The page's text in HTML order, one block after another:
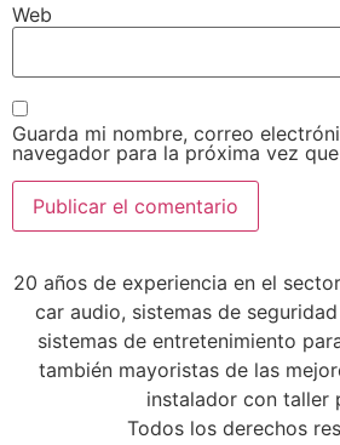
Web
Guarda mi nombre, correo
navegador para la próxima vez
20 años de experiencia en el
car audio, sistemas de
sistemas de entretenimiento
también mayoristas de las
instalador con taller
Todos los derechos